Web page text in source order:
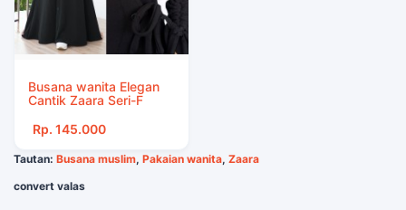
Busana wanita Elegan
Cantik Zaara Seri-F
Rp. 145.000
Tautan: Busana muslim, Pakaian wanita, Zaara
convert valas